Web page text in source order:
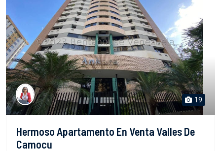
19
Hermoso Apartamento En Venta Valles De
Camocu